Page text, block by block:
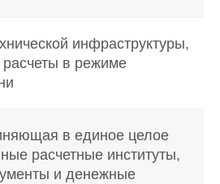
инфраструктуры,
в режиме
в единое целое
расчетные институты,
и денежные